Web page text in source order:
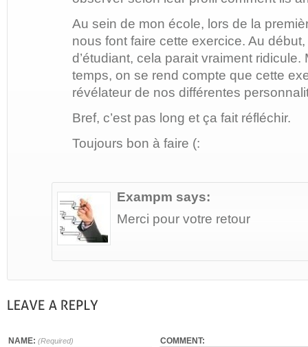
Au sein de mon école, lors de la
nous font faire cette exercice. Au
d’étudiant, cela parait vraiment
temps, on se rend compte que cette
révélateur de nos différentes
Bref, c’est pas long et ça fait réfléchir.
Toujours bon à faire (:
Exampm says:
Merci pour votre retour
NAME: (Required) COMMENT: